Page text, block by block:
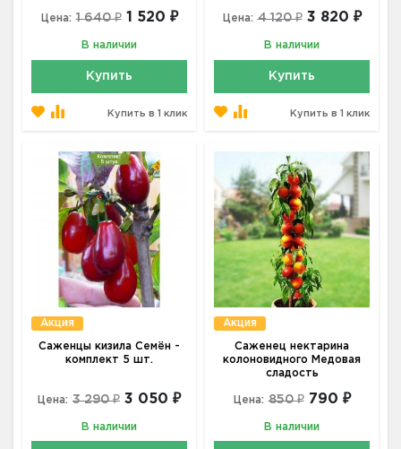
Цена: 1 640 ₽ 1 520 ₽
В наличии
Купить
Купить в 1 клик
Цена: 4 120 ₽ 3 820 ₽
В наличии
Купить
Купить в 1 клик
Акция
Саженцы кизила Семён -
комплект 5 шт.
Цена: 3 290 ₽ 3 050 ₽
В наличии
Акция
Саженец нектарина
колоновидного Медовая
сладость
Цена: 850 ₽ 790 ₽
В наличии